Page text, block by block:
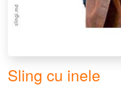
Sling cu inele